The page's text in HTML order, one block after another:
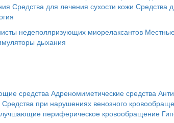
Средства для лечения сухости кожи Средства
недеполяризующих миорелаксантов
дыхания
средства Адреномиметические средства
Средства при нарушениях венозного
периферическое кровообращение